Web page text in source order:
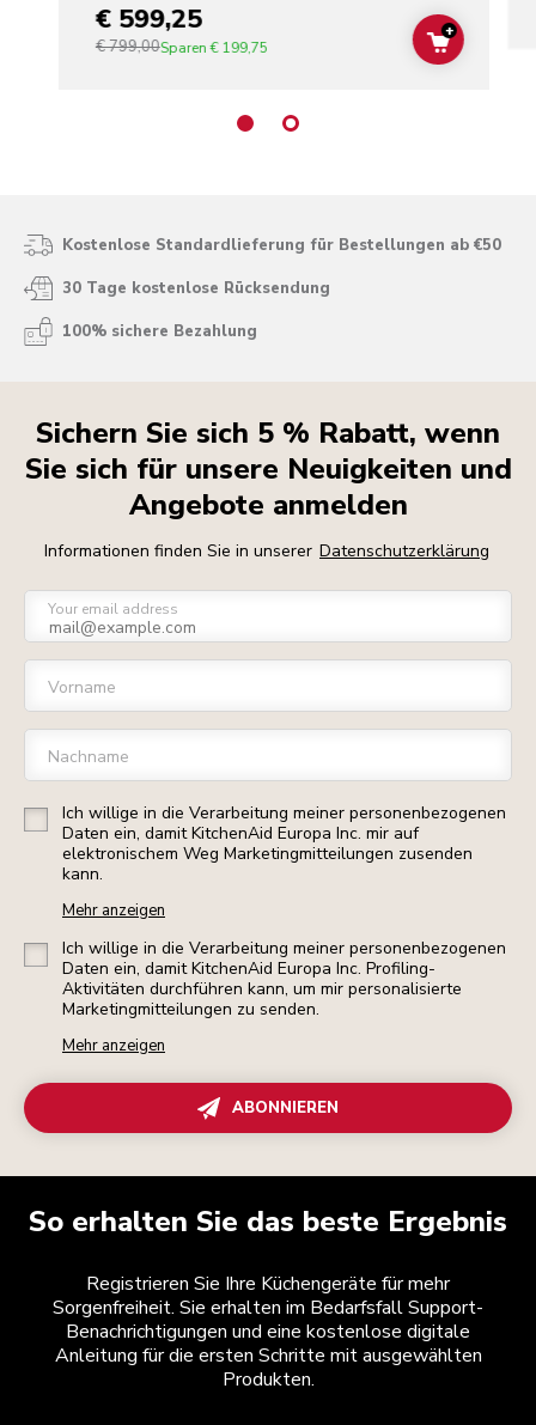
€ 599,25
€ 799,00Sparen € 199,75 ADD TO
+
Kostenlose Standardlieferung für Bestellungen ab €50
30 Tage kostenlose Rücksendung
100% sichere Bezahlung
Sichern Sie sich 5 % Rabatt, wenn
Sie sich für unsere Neuigkeiten und
Angebote anmelden
Informationen finden Sie in unserer Datenschutzerklärung
Your email address
Vorname
Nachname
Ich willige in die Verarbeitung meiner personenbezogenen
Daten ein, damit KitchenAid Europa Inc. mir auf
elektronischem Weg Marketingmitteilungen zusenden
kann.
Mehr anzeigen
Ich willige in die Verarbeitung meiner personenbezogenen
Daten ein, damit KitchenAid Europa Inc. Profiling-
Aktivitäten durchführen kann, um mir personalisierte
Marketingmitteilungen zu senden.
Mehr anzeigen
ABONNIEREN
So erhalten Sie das beste Ergebnis
Registrieren Sie Ihre Küchengeräte für mehr
Sorgenfreiheit. Sie erhalten im Bedarfsfall Support-
Benachrichtigungen und eine kostenlose digitale
Anleitung für die ersten Schritte mit ausgewählten
Produkten.